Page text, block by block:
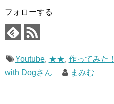
フォローする
Youtube, ★★, 作ってみた！
with Dogさん
まみむ